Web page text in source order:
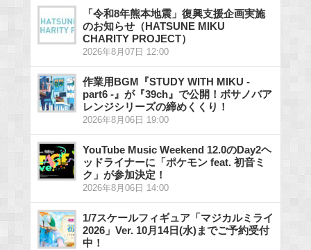
「令和8年熊本地震」復興支援企画実施
のお知らせ（HATSUNE MIKU
CHARITY PROJECT）
2026年8月07日 12:00
作業用BGM『STUDY WITH MIKU -
part6 -』が『39ch』で公開！ボサノバア
レンジシリーズの締めくくり！
2026年8月06日 19:00
YouTube Music Weekend 12.0のDay2ヘ
ッドライナーに「ポケモン feat. 初音ミ
ク」が参加決定！
2026年8月06日 14:00
1/7スケールフィギュア「マジカルミライ
2026」Ver. 10月14日(水)までご予約受付
中！